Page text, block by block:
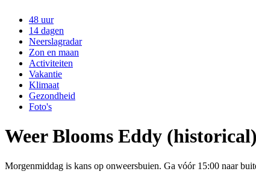
48 uur
14 dagen
Neerslagradar
Zon en maan
Activiteiten
Vakantie
Klimaat
Gezondheid
Foto's
Weer Blooms Eddy (historical)
Morgenmiddag is kans op onweersbuien. Ga vóór 15:00 naar